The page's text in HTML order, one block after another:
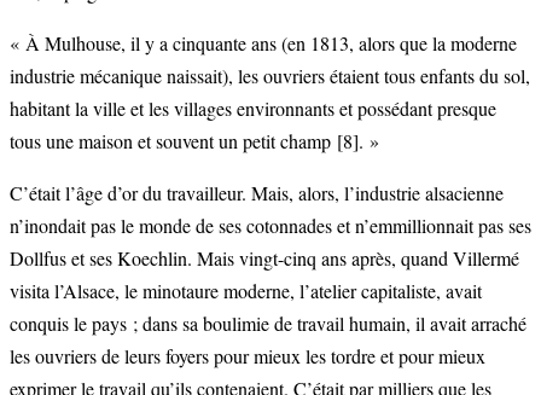
« À Mulhouse, il y a cinquante ans (en 1813, alors que la moderne
industrie mécanique naissait), les ouvriers étaient tous enfants du sol,
habitant la ville et les villages environnants et possédant presque
tous une maison et souvent un petit champ [8]. »
C’était l’âge d’or du travailleur. Mais, alors, l’industrie alsacienne
n’inondait pas le monde de ses cotonnades et n’emmillionnait pas ses
Dollfus et ses Koechlin. Mais vingt-cinq ans après, quand Villermé
visita l’Alsace, le minotaure moderne, l’atelier capitaliste, avait
conquis le pays ; dans sa boulimie de travail humain, il avait arraché
les ouvriers de leurs foyers pour mieux les tordre et pour mieux
exprimer le travail qu’ils contenaient. C’était par milliers que les